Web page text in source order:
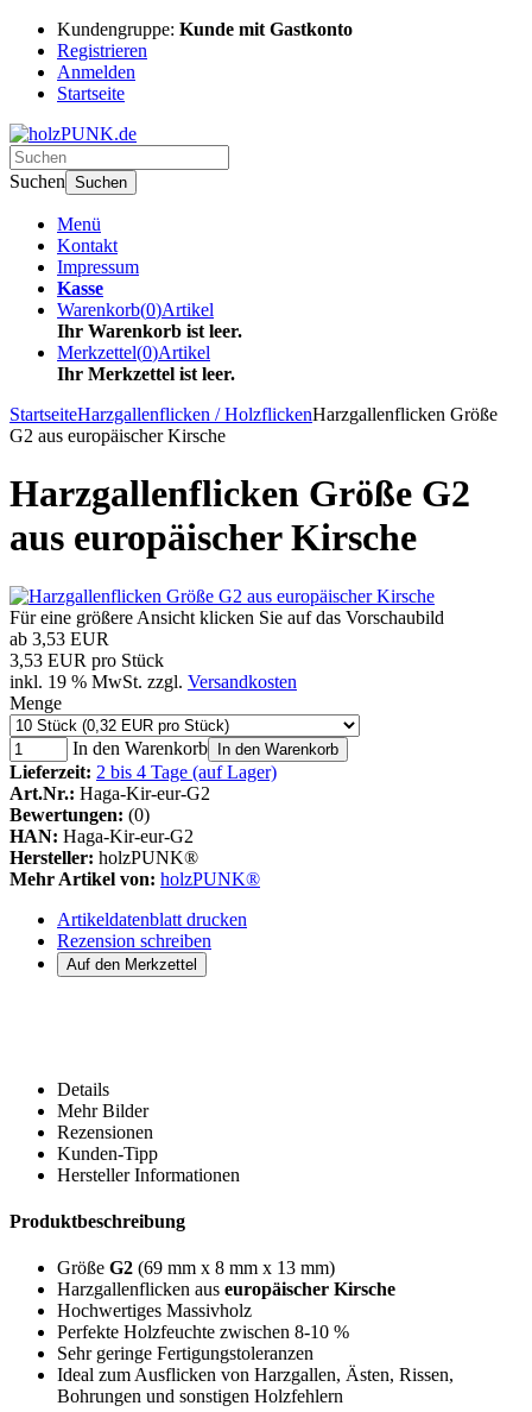
Kundengruppe: Kunde mit Gastkonto
Registrieren
Anmelden
Startseite
Suchen Suchen
Menü
Kontakt
Impressum
Kasse
Warenkorb(0)Artikel
Ihr Warenkorb ist leer.
Merkzettel(0)Artikel
Ihr Merkzettel ist leer.
StartseiteHarzgallenflicken / HolzflickenHarzgallenflicken Größe
G2 aus europäischer Kirsche
Harzgallenflicken Größe G2
aus europäischer Kirsche
Für eine größere Ansicht klicken Sie auf das Vorschaubild
ab 3,53 EUR
3,53 EUR pro Stück
inkl. 19 % MwSt. zzgl. Versandkosten
Menge
In den Warenkorb In den Warenkorb
Lieferzeit: 2 bis 4 Tage (auf Lager)
Art.Nr.: Haga-Kir-eur-G2
Bewertungen: (0)
HAN: Haga-Kir-eur-G2
Hersteller: holzPUNK®
Mehr Artikel von: holzPUNK®
Artikeldatenblatt drucken
Rezension schreiben
Details
Mehr Bilder
Rezensionen
Kunden-Tipp
Hersteller Informationen
Produktbeschreibung
Größe G2 (69 mm x 8 mm x 13 mm)
Harzgallenflicken aus europäischer Kirsche
Hochwertiges Massivholz
Perfekte Holzfeuchte zwischen 8-10 %
Sehr geringe Fertigungstoleranzen
Ideal zum Ausflicken von Harzgallen, Ästen, Rissen,
Bohrungen und sonstigen Holzfehlern